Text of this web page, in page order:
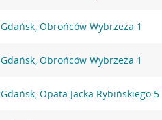
Gdańsk, Obrońców Wybrzeża 1
Gdańsk, Obrońców Wybrzeża 1
Gdańsk, Opata Jacka Rybińskiego 5